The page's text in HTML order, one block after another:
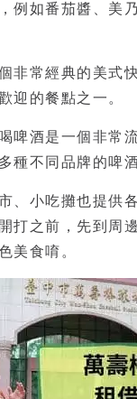
例如番茄醬、美
非常經典的美式
迎的餐點之一。
啤酒是一個非常
種不同品牌的啤
、小吃攤也提供
打之前，先到周
美食唷。